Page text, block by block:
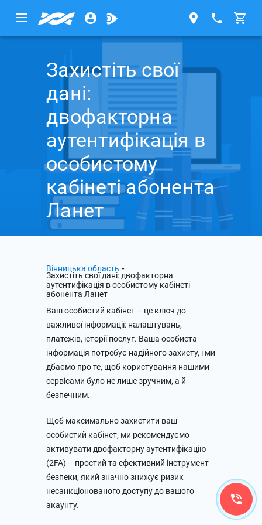
Захистіть свої
дані:
двофакторна
аутентифікація в
особистому
кабінеті абонента
Ланет
Вінницька область -
Захистіть свої дані: двофакторна
аутентифікація в особистому кабінеті
абонента Ланет
Ваш особистий кабінет – це ключ до
важливої інформації: налаштувань,
платежів, історії послуг. Ваша особиста
інформація потребує надійного захисту, і ми
дбаємо про те, щоб користування нашими
сервісами було не лише зручним, а й
безпечним.
Щоб максимально захистити ваш
особистий кабінет, ми рекомендуємо
активувати двофакторну аутентифікацію
(2FA) – простий та ефективний інструмент
безпеки, який значно знижує ризик
несанкціонованого доступу до вашого
акаунту.